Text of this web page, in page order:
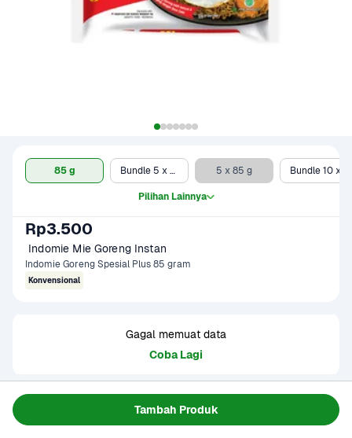
Tambah Produk
85 g Bundle 5 x 85 g* 5 x 85 g
Pilihan Lainnya
Rp3.500
Indomie Mie Goreng Instan
Indomie Goreng Spesial Plus 85 gram
Konvensional
Gagal memuat data
Coba Lagi
Informasi Produk
Indomie Mie Goreng – Legendaris, Gurih, dan Selalu Bikin